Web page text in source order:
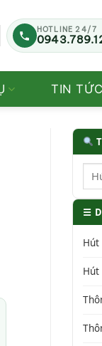
HOTLINE 24/7
TIN TỨC
☰
Hút
Hút